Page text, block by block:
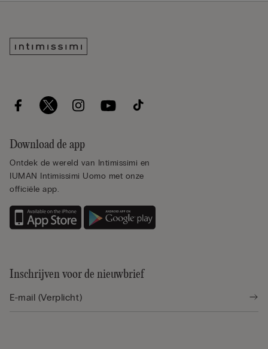
Download de app
Ontdek de wereld van Intimissimi en
IUMAN Intimissimi Uomo met onze
officiële app.
Inschrijven voor de nieuwbrief